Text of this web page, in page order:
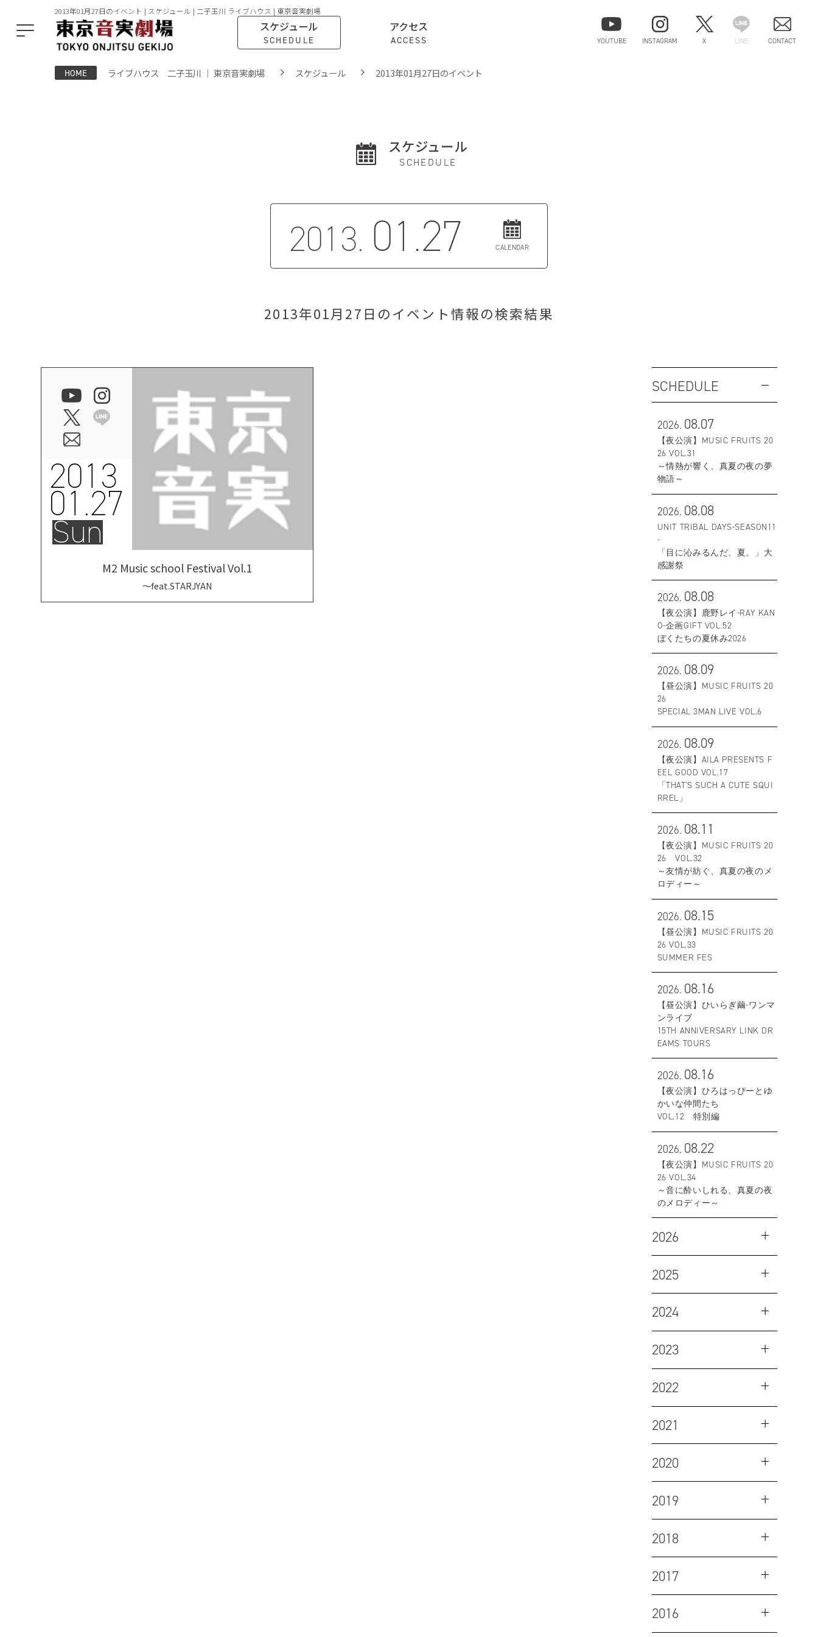
2013年01月27日のイベント | スケジュール | 二子玉川 ライブハウス | 東京音実劇場
スケジュール
SCHEDULE
アクセス
ACCESS YOUTUBE INSTAGRAM X LINE CONTACT
HOME ライブハウス 二子玉川 ｜ 東京音実劇場 スケジュール 2013年01月27日のイベント
スケジュール
SCHEDULE
2013. 01.27 CALENDAR
2013年01月27日のイベント情報の検索結果
2013
01.27
Sun
M2 Music school Festival Vol.1
～feat.STARJYAN
SCHEDULE
2026. 08.07
【夜公演】MUSIC FRUITS 20
26 VOL.31
～情熱が響く、真夏の夜の夢
物語～
2026. 08.08
UNIT TRIBAL DAYS-SEASON11
-
「目に沁みるんだ、夏。」大
感謝祭
2026. 08.08
【夜公演】鹿野レイ-RAY KAN
O-企画GIFT VOL.52
ぼくたちの夏休み2026
2026. 08.09
【昼公演】MUSIC FRUITS 20
26
SPECIAL 3MAN LIVE VOL.6
2026. 08.09
【夜公演】AILA PRESENTS F
EEL GOOD VOL.17
「THAT'S SUCH A CUTE SQUI
RREL」
2026. 08.11
【夜公演】MUSIC FRUITS 20
26 VOL.32
～友情が紡ぐ、真夏の夜のメ
ロディー～
2026. 08.15
【昼公演】MUSIC FRUITS 20
26 VOL.33
SUMMER FES
2026. 08.16
【昼公演】ひいらぎ繭-ワンマ
ンライブ
15TH ANNIVERSARY LINK DR
EAMS TOURS
2026. 08.16
【夜公演】ひろはっぴーとゆ
かいな仲間たち
VOL.12 特別編
2026. 08.22
【夜公演】MUSIC FRUITS 20
26 VOL.34
～音に酔いしれる、真夏の夜
のメロディー～
2026
2025
2024
2023
2022
2021
2020
2019
2018
2017
2016